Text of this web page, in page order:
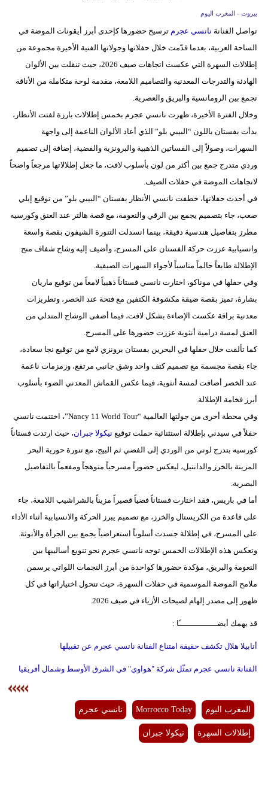
أبراج
سيارات
بيروت - المغرب اليوم
تواصل الفنانة نانسي عجرمترسيخ حضورها كإحدى أبرز أيقونات الموضة في
الساحة العربية، بعدما قدّمت خلال حفلاتها وجولاتها الفنية الأخيرة مجموعة من
إطلالات السهرة التي عكست اتجاهات صيف 2026، حيث تنقلت بين الألوان
الهادئة والتدرجات المعدنية والتصاميم اللامعة، مقدمة لوحة متكاملة من الأناقة
تجمع بين الرومانسية والبريق والعصرية.
وخلال الفترة الأخيرة، ظهرت نانسي عجرم بخمس إطلالات بارزة لفتت الأنظار،
بدأت بفستان باللون “البيبي بلو” الذي أعاد الألوان الناعمة إلى واجهة
السهرات، وصولاً إلى الفساتين الذهبية والبرونزية والفضية، إضافة إلى تصميم
وردي متدرج جمع بين أكثر من لون بأسلوب لافت، ما جعل إطلالاتها مرجعاً واضحاً
لاتجاهات الموضة في حفلات الصيف.
في أحدث حفلاتها، خطفت نانسي الأنظار بفستان “البيبي بلو” من توقيع إيلي
صعب، جاء بتصميم يجمع بين الرقي والنعومة، مع قصة هالتر عند العنق وكورسيه
مطرز بتفاصيل هندسية دقيقة، بينما انسدلت التنورة الشيفون بقصة واسعة
وانسيابية عززت حركة الفستان على المسرح، وأضيف إليه وشاح شفاف منح
الإطلالة طابعاً حالماً مناسباً لأجواء السهرات الصيفية.
وفي حفلها في موناكو، اختارت نانسي فستاناً ذهبياً لامعاً من توقيع ماريان
بشارة، تميز بقصة ضيقة مكشوفة الكتفين مع فتحة عند الخصر، وتطريزات
معدنية براقة عكست الإضاءة بشكل لافت، فيما أضفى الوشاح المتدلي من
العنق لمسة درامية أنثوية عززت حضورها على المسرح.
كما تألقت خلال حفلها في البحرين بفستان برونزي لامع من توقيع نجا سعادة،
جاء بقصة مجسمة مع تصميم كتف واحد وشق جانبي مرتفع، وزمزمات ناعمة
عند الخصر أضافت لمسة أنثوية، فيما عكس القماش المعدني الضوء بأسلوب
أبرز فخامة الإطلالة.
وفي محطة أخرى من جولتها العالمية “Nancy 11 World Tour”، اختتمت نانسي
حفلاً في سيدني بإطلالة استثنائية حملت توقيع نيكولا جبران، حيث ارتدت فستاناً
كورسيه بتدرج لوني من الوردي إلى الفضي ثم البيج، مع تنورة حورية البحر
المزينة بالخرز والدانتيل، ليعكس حضوراً مسرحياً متوهجاً ومفعماً بالتفاصيل
البصرية.
أما في باريس، فقد اختارت فستاناً فضياً قصيراً مزيناً بالشراشيب اللامعة، جاء
على قاعدة من الكريستال والخرز، مع تصميم يبرز الحركة والانسيابية أثناء الأداء
على المسرح، في إطلالة جسدت أسلوباً استعراضياً يجمع بين الجرأة والأنوثة.
وتعكس هذه الإطلالات الخمس توجه نانسي عجرم نحو تنويع أساليبها بين
النعومة والبريق، مؤكدة حضورها كواحدة من أبرز النجمات اللواتي يرسمن
ملامح الموضة الموسمية في حفلات السهرة، حيث تتحول اختياراتها في كل
ظهور إلى مصدر إلهام لصيحات الأزياء في صيف 2026.
قد يهمك أيضــــــــــــــــًا :
أنابيلا هلال تكشف حقيقة امتناع الفنانة نانسي عجرم عن تقبيلها
الفنانة نانسي عجرم تمثّل شركة "هواوي" في الشرق الأوسط وشمال أفريقيا
المغرب اليوم Morrocco Today نانسي عجرم
إطلالات السهرة نيكولا جبران